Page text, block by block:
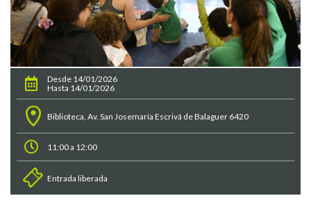
Desde 14/01/2026
Hasta 14/01/2026
Biblioteca, Av. San Josemaría Escrivá de Balaguer 6420
11:00 a 12:00
Entrada liberada